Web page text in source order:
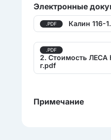
Электронные
.PDF Калин 116-
.PDF
2. Стоимость
г.pdf
Примечание